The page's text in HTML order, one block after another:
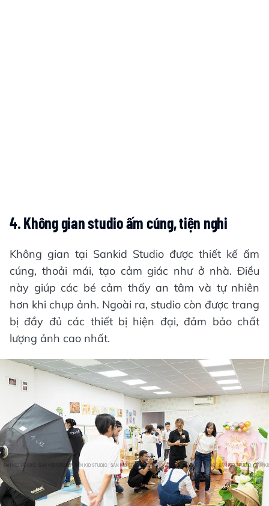
4. Không gian studio ấm cúng, tiện nghi
Không gian tại Sankid Studio được thiết kế ấm
cúng, thoải mái, tạo cảm giác như ở nhà. Điều
này giúp các bé cảm thấy an tâm và tự nhiên
hơn khi chụp ảnh. Ngoài ra, studio còn được trang
bị đầy đủ các thiết bị hiện đại, đảm bảo chất
lượng ảnh cao nhất.